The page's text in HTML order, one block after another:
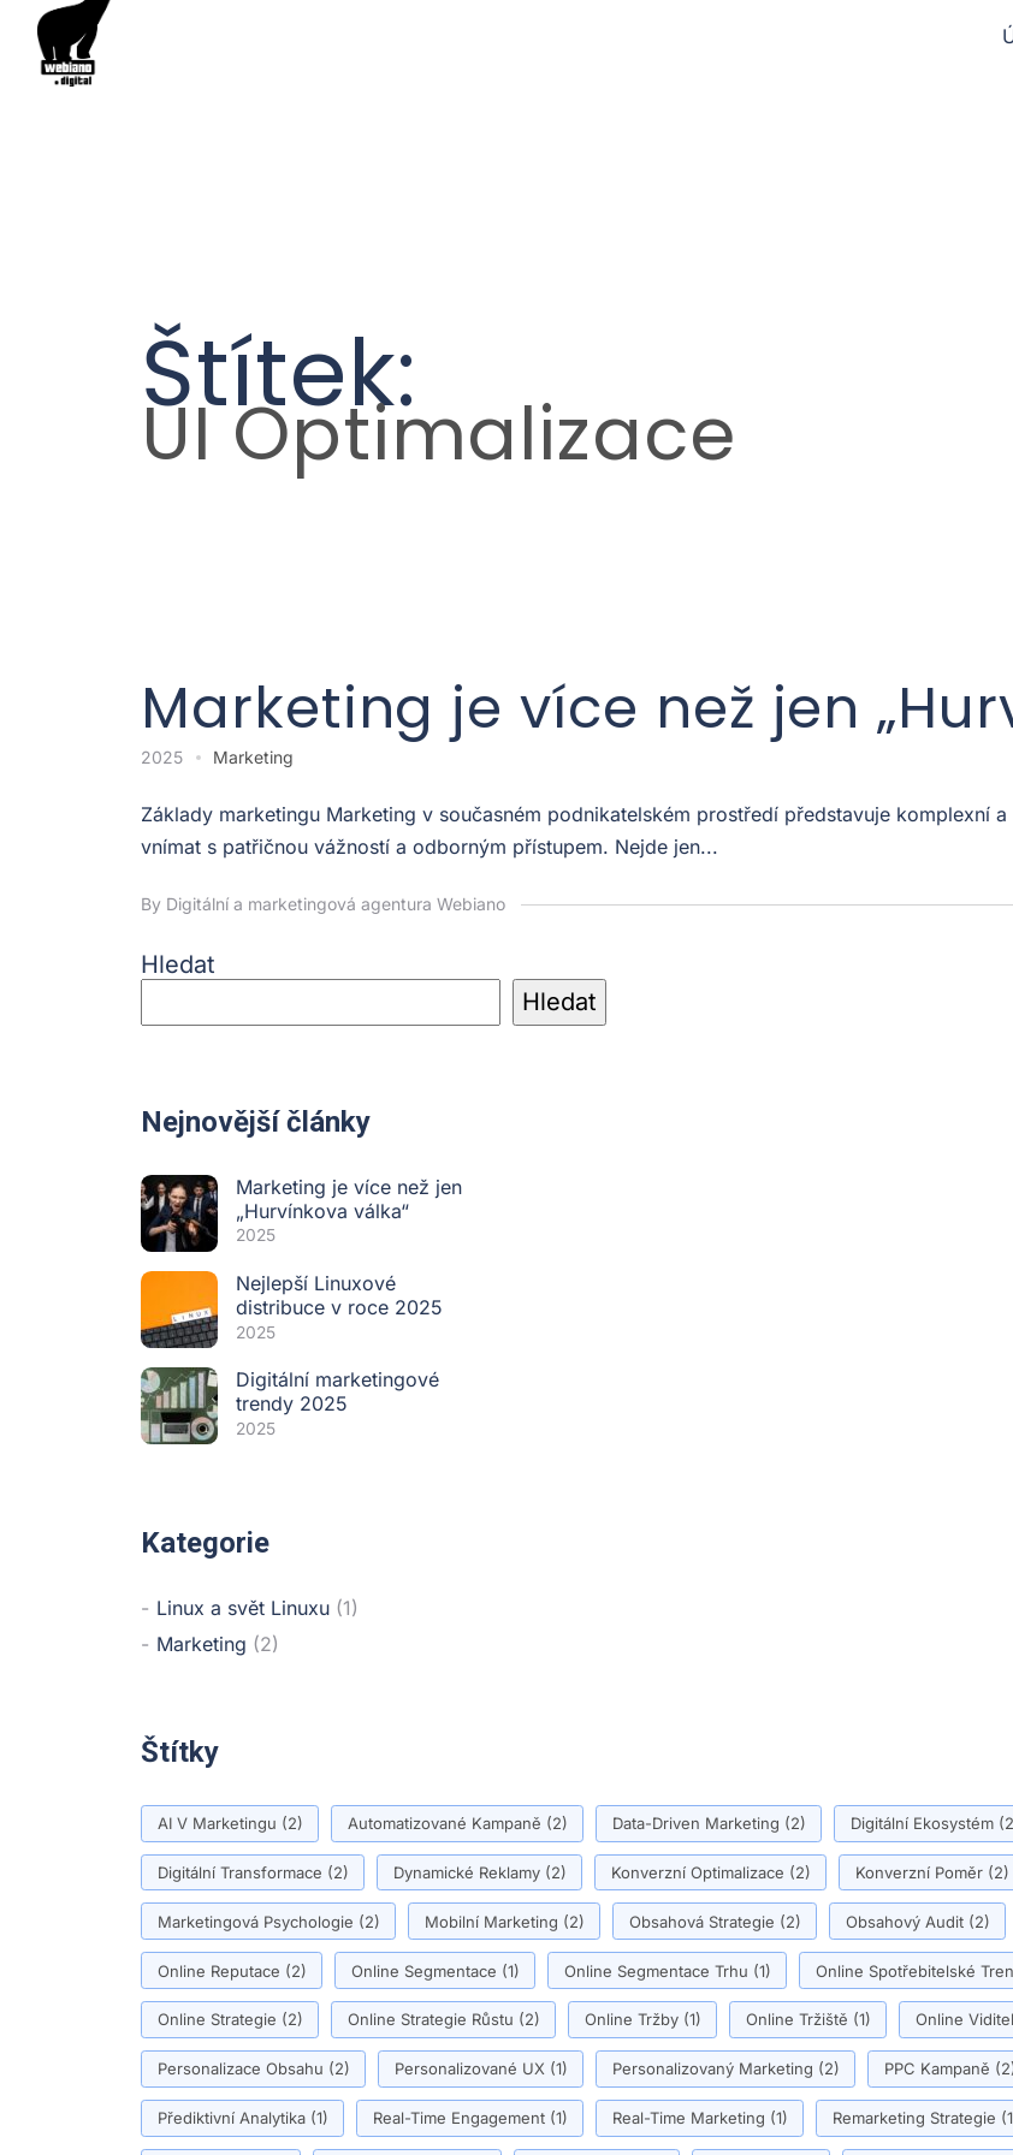
Štítek:
UI Optimalizace
Marketing je více než jen
2025 Marketing
Základy marketingu Marketing v současném podnikatelském prostředí představuje komplexní
vnímat s patřičnou vážností a odborným přístupem. Nejde jen...
By Digitální a marketingová agentura Webiano
Hledat
Hledat
Nejnovější články
Marketing je více než jen
„Hurvínkova válka“
2025
Nejlepší Linuxové
distribuce v roce 2025
2025
Digitální marketingové
trendy 2025
2025
Kategorie
Linux a svět Linuxu (1)
Marketing (2)
Štítky
AI V Marketingu (2) Automatizované Kampaně (2) Data-Driven Marketing (2) Digitální Ekosystém
Digitální Transformace (2) Dynamické Reklamy(2) Konverzní Optimalizace (2) Konverzní Poměr(2)
Marketingová Psychologie (2) Mobilní Marketing (2) Obsahová Strategie (2) Obsahový Audit(2)
Online Reputace (2) Online Segmentace (1) Online Segmentace Trhu (1) Online Spotřebitelské
Online Strategie (2) Online Strategie Růstu (2) Online Tržby(1) Online Tržiště (1) Online
Personalizace Obsahu (2) Personalizované UX(1) Personalizovaný Marketing (2) PPC Kampaně
Přediktivní Analytika(1) Real-Time Engagement(1) Real-Time Marketing (1) Remarketing Strategie